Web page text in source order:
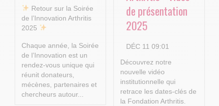
​ Retour sur la Soirée
de l’Innovation Arthritis
2025
Chaque année, la Soirée
de l’Innovation est un
rendez-vous unique qui
réunit donateurs,
mécènes, partenaires et
chercheurs autour...
de présentation
2025
DÉC 11 09:01
Découvrez notre
nouvelle vidéo
institutionnelle qui
retrace les dates-clés de
la Fondation Arthritis.